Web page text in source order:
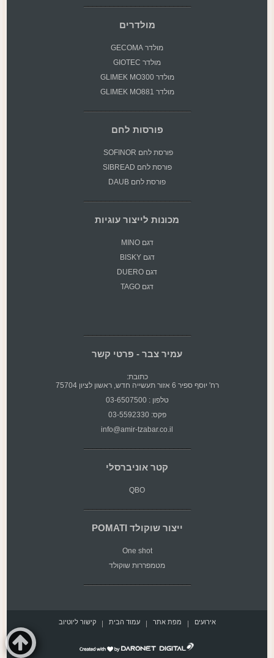
מולדרים
מולדר GECOMA
מולדר GIOTEC
מולדר GLIMEK MO300
מולדר GLIMEK MO881
פורסות לחם
פורסת לחם SOFINOR
פורסת לחם SIBREAD
פורסת לחם DAUB
מכונות לייצור עוגיות
דגם MINO
דגם BISKY
דגם DUERO
דגם TAGO
עמיר צבר - פרטי קשר
כתובת:
רח' יוסף ספיר 6 אזור תעשייה חדש, ראשון לציון 75704
טלפון : 03-6507500
פקס: 03-5592330
info@amir-tzabar.co.il
קטר אוניברסלי
QBO
ייצור שוקולד POMATI
One shot
מטמפררות שוקולד
אירועים מפת אתר עמוד הבית קישור ליוטיוב